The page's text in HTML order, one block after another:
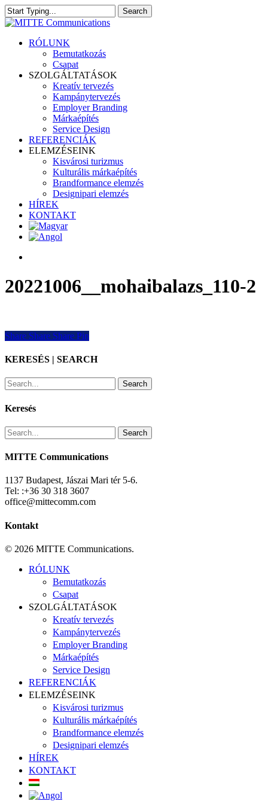
Skip
to
content
Search
Close
search
Menu
RÓLUNK
Bemutatkozás
Csapat
SZOLGÁLTATÁSOK
Kreatív tervezés
Kampánytervezés
Employer Branding
Márkaépítés
Service Design
REFERENCIÁK
ELEMZÉSEINK
Kisvárosi turizmus
Kulturális márkaépítés
Brandformance elemzés
Designipari elemzés
HÍREK
KONTAKT
20221006__mohaibalazs_110-2
Share
Share Share Share Pin
KERESÉS | SEARCH
Search
Keresés
Search
MITTE Communications
1137 Budapest, Jászai Mari tér 5-6.
Tel: :+36 30 318 3607
office@mittecomm.com
Kontakt
© 2026 MITTE Communications.
Close
RÓLUNK
Bemutatkozás
Csapat
SZOLGÁLTATÁSOK
Kreatív tervezés
Kampánytervezés
Employer Branding
Márkaépítés
Service Design
REFERENCIÁK
ELEMZÉSEINK
Kisvárosi turizmus
Kulturális márkaépítés
Brandformance elemzés
Designipari elemzés
HÍREK
KONTAKT